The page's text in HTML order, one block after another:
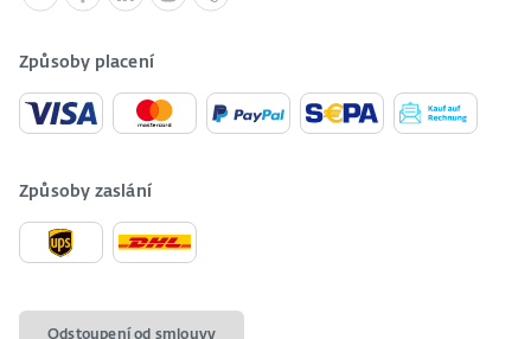
Způsoby placení
Způsoby zaslání
Odstoupení od smlouvy